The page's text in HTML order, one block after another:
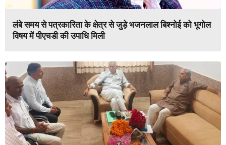
लंबे समय से पत्रकारिता के क्षेत्र से जुड़े भजनलाल बिश्नोई को भूगोल
विषय में पीएचडी की उपाधि मिली